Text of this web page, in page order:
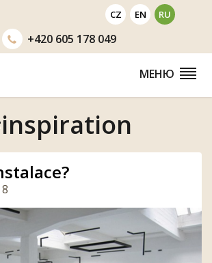
CZ EN RU
+420605 178 049
МЕНЮ